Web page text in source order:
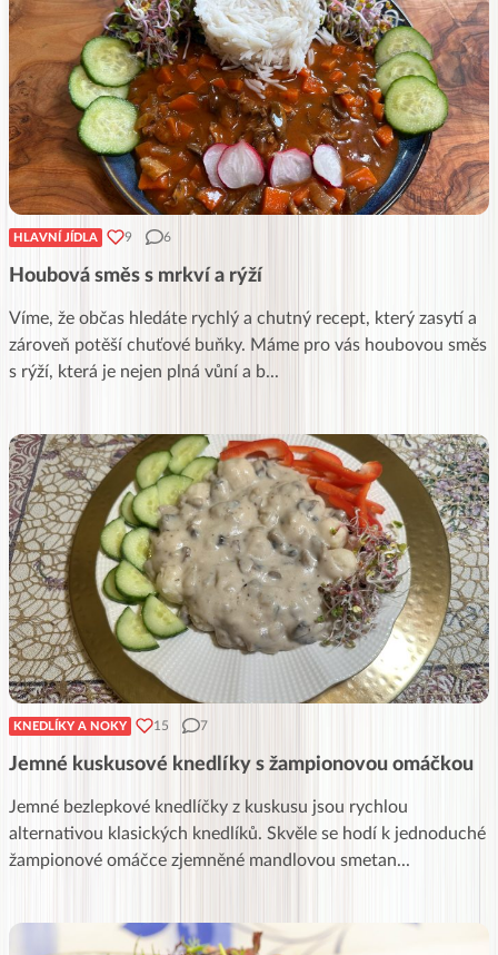
HLAVNÍ JÍDLA 9 6
Houbová směs s mrkví a rýží
Víme, že občas hledáte rychlý a chutný recept, který zasytí a
zároveň potěší chuťové buňky. Máme pro vás houbovou směs
s rýží, která je nejen plná vůní a b...
KNEDLÍKY A NOKY 15 7
Jemné kuskusové knedlíky s žampionovou omáčkou
Jemné bezlepkové knedlíčky z kuskusu jsou rychlou
alternativou klasických knedlíků. Skvěle se hodí k jednoduché
žampionové omáčce zjemněné mandlovou smetan...